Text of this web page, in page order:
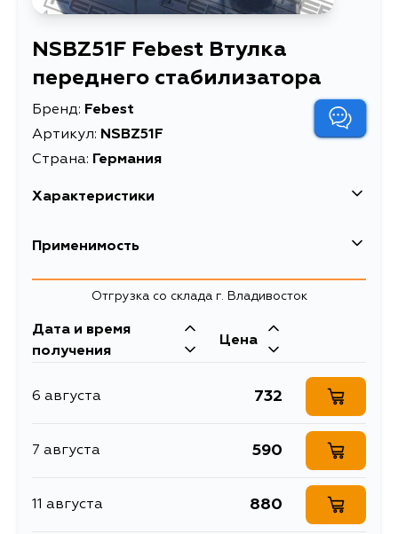
NSBZ51F Febest Втулка
переднего стабилизатора
Бренд: Febest
Артикул: NSBZ51F
Страна: Германия
Характеристики
EAN-13
Длина упаковки, мм 63
Масса, кг
Втулка переднего
Товарная группа втулки стабилизатора
Применимость
Nissan
Кузов Двигатель
E52, Z51, Z51R, Z51Z, J32R, A35, J32,
VQ35DE, QR25DE,
Отгрузка со склада г. Владивосток
Дата и время
получения
Цена
6 августа 732
7 августа 590
11 августа 880